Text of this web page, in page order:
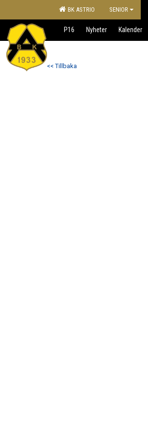
BK ASTRIO SENIOR
P16 Nyheter Kalender
<< Tillbaka